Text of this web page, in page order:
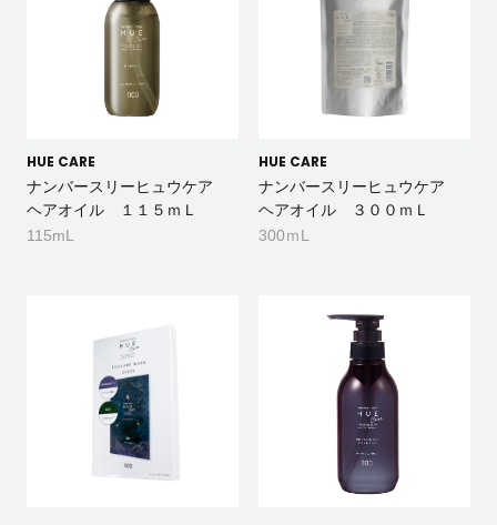
HUE CARE
ナンバースリーヒュウケア
ヘアオイル １１５ｍＬ
115mL
HUE CARE
ナンバースリーヒュウケア
ヘアオイル ３００ｍＬ
300ｍL